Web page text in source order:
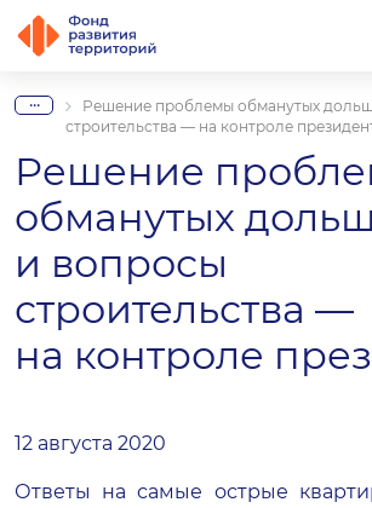
...
Решение проблемы обманутых
строительства — на контроле
Решение
обманутых
и вопросы
строительства —
на контроле
12 августа 2020
Ответы на самые острые